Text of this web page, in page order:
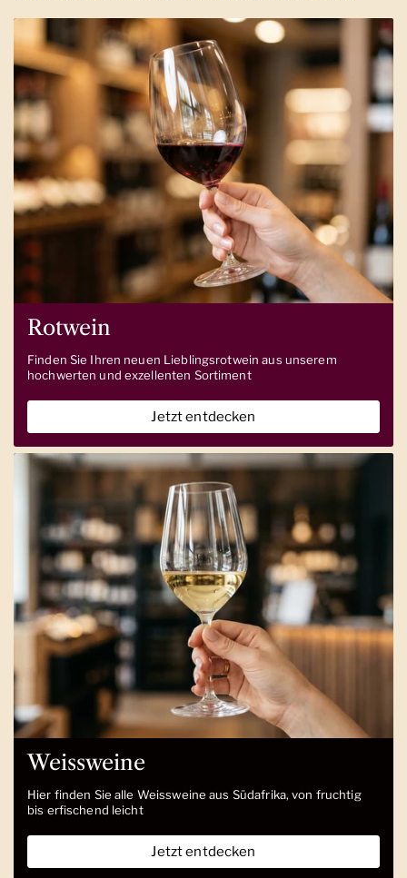
Rotwein
Finden Sie Ihren neuen Lieblingsrotwein aus unserem
hochwerten und exzellenten Sortiment
Jetzt entdecken
Weissweine
Hier finden Sie alle Weissweine aus Südafrika, von fruchtig
bis erfischend leicht
Jetzt entdecken